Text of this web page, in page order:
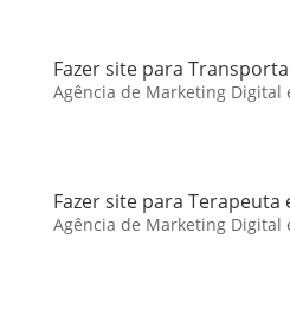
Fazer site para
Agência de Marketing Digital
Fazer site para
Agência de Marketing Digital